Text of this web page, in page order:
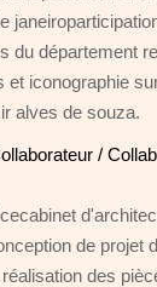
du département
et iconographie
alves de souza.
/
de projet
des